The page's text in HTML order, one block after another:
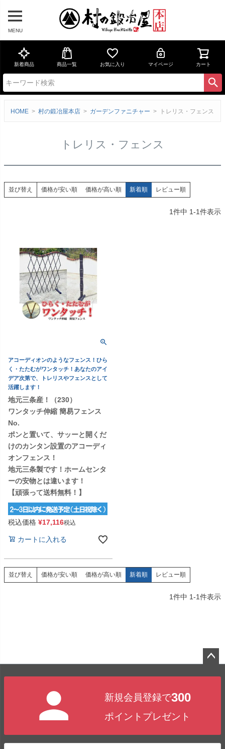
MENU
新着商品 商品一覧 お気に入り マイページ カート
HOME 村の鍛冶屋本店 ガーデンファニチャー トレリス・フェンス
トレリス・フェンス
並び替え 価格が安い順 価格が高い順 新着順 レビュー順
1件中 1-1件表示
アコーディオンのようなフェンス！ひら
く・たたむがワンタッチ！あなたのアイ
デア次第で、トレリスやフェンスとして
活躍します！
地元三条産！（230）
ワンタッチ伸縮 簡易フェンス
No.
ポンと置いて、サッーと開くだ
けのカンタン設置のアコーディ
オンフェンス！
地元三条製です！ホームセンタ
ーの安物とは違います！
【頑張って送料無料！】
税込価格 ¥17,116税込
カートに入れる
並び替え 価格が安い順 価格が高い順 新着順 レビュー順
1件中 1-1件表示
新規会員登録で300
ポイントプレゼント